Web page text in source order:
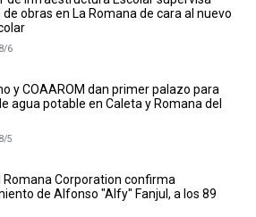
de obras en La Romana de cara al nuevo
6
y COAAROM dan primer palazo para
agua potable en Caleta y Romana del
5
Romana Corporation confirma
de Alfonso "Alfy" Fanjul, a los 89